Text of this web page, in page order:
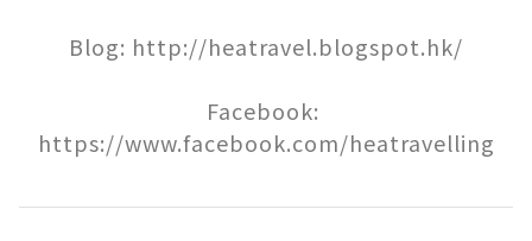
Blog: http://heatravel.blogspot.hk/
Facebook:
https://www.facebook.com/heatravelling